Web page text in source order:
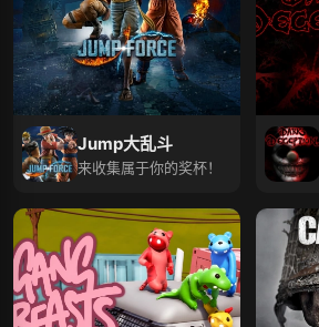
Jump大乱斗
来收集属于你的奖杯！